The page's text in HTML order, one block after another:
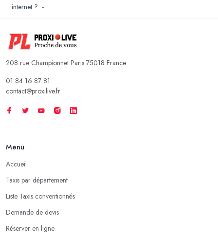
internet ? -
208 rue Championnet Paris 75018 France
01 84 16 87 81
contact@proxilive.fr
Menu
Accueil
Taxis par département
Liste Taxis conventionnés
Demande de devis
Réserver en ligne